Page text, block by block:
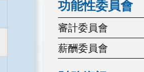
功能性委員會
審計委員會
薪酬委員會